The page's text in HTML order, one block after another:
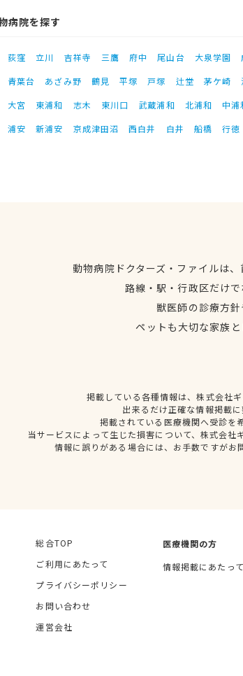
病院を探す
荻窪 立川 吉祥寺 三鷹 府中 尾山台 大泉学園
青葉台 あざみ野 鶴見 平塚 戸塚 辻堂 茅ケ崎
大宮 東浦和 志木 東川口 武蔵浦和 北浦和 中浦
浦安 新浦安 京成津田沼 西白井 白井 船橋 行徳
動物病院ドクターズ・ファイルは
路線・駅・行政区だけ
獣医師の診療方
ペットも大切な家族
掲載している各種情報は、株式会社
出来るだけ正確な情報掲載
掲載されている医療機関へ受診を
当サービスによって生じた損害について、株式会
情報に誤りがある場合には、お手数ですが
総合TOP
ご利用にあたって
プライバシーポリシー
お問い合わせ
運営会社
医療機関の方
情報掲載にあたって